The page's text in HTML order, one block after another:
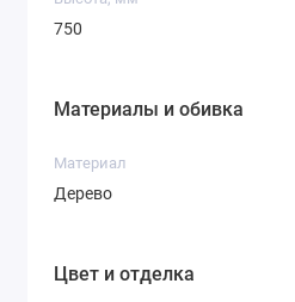
750
Материалы и обивка
Материал
Дерево
Цвет и отделка